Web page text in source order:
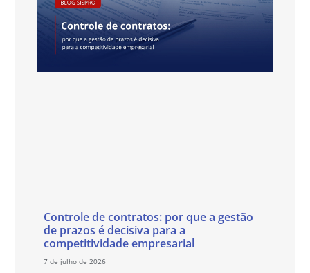
Controle de contratos: por que a gestão
de prazos é decisiva para a
competitividade empresarial
7 de julho de 2026